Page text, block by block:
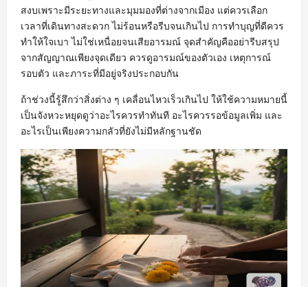
สงบเพราะมีระยะทางและมุมมองที่ต่างจากเมือง แต่ควรเลือก
เวลาที่เดินทางสะดวก ไม่ร้อนหรือรีบจนเกินไป การทำบุญที่ดีควร
ทำให้ใจเบา ไม่ใช่เหนื่อยจนเสียอารมณ์ จุดสำคัญคืออย่ารีบสรุป
จากสัญญาณเพียงจุดเดียว ควรดูอารมณ์ของตัวเอง เหตุการณ์
รอบตัว และภาระที่มีอยู่จริงประกอบกัน
ถ้าช่วงนี้รู้สึกว่าสิ่งต่าง ๆ เคลื่อนไหวเร็วเกินไป ให้ใช้ความหมายนี้
เป็นจังหวะหยุดดูว่าอะไรควรทำทันที อะไรควรรอข้อมูลเพิ่ม และ
อะไรเป็นเพียงความกลัวที่ยังไม่มีหลักฐานชัด